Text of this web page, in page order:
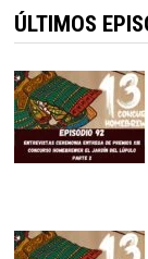
ÚLTIMOS